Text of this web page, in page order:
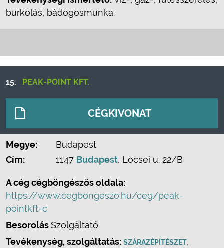
burkolás, bádogosmunka.
15. PEAK-POINT KFT.
CÉGKIVONAT
Megye:
Budapest
Cím:
1147 Budapest, Lőcsei u. 22/B
A cég cégböngészős oldala:
https://www.cegbongeszo.hu/ceg/peak-
pointkft-c
BesorolásSzolgáltató
Tevékenység, szolgáltatás: SZÁRAZÉPÍTÉSZET,